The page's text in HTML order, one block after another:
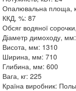
Опалювальна площа,
ККД, %: 87
Обсяг водяної
Діаметр димоходу, мм:
Висота, мм: 1310
Ширина, мм: 710
Глибина, мм: 600
Вага, кг: 225
Країна виробник: